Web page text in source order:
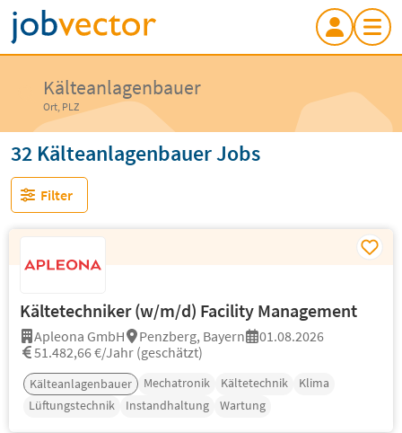
Kälteanlagenbauer
Ort, PLZ
32 Kälteanlagenbauer Jobs
Filter
Kältetechniker (w/m/d) Facility Management
Apleona GmbH Penzberg, Bayern
01.08.2026
51.482,66 €/Jahr (geschätzt)
Kälteanlagenbauer Mechatronik Kältetechnik
Klima
Lüftungstechnik
Instandhaltung Wartung